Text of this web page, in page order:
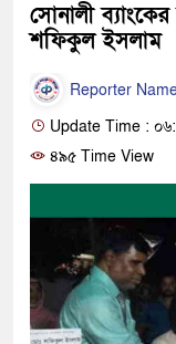
সোনালী
শফিকুল ইসলাম
Reporter
Update Time :
৪৯৫ Time View